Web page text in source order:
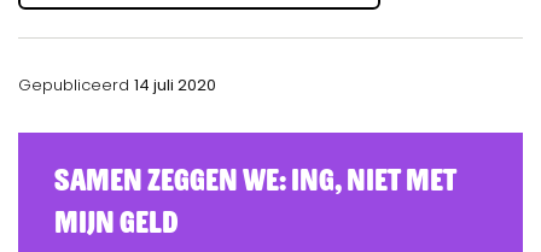
Gepubliceerd 14 juli 2020
Samen zeggen we: ING, Niet Met
Mijn Geld